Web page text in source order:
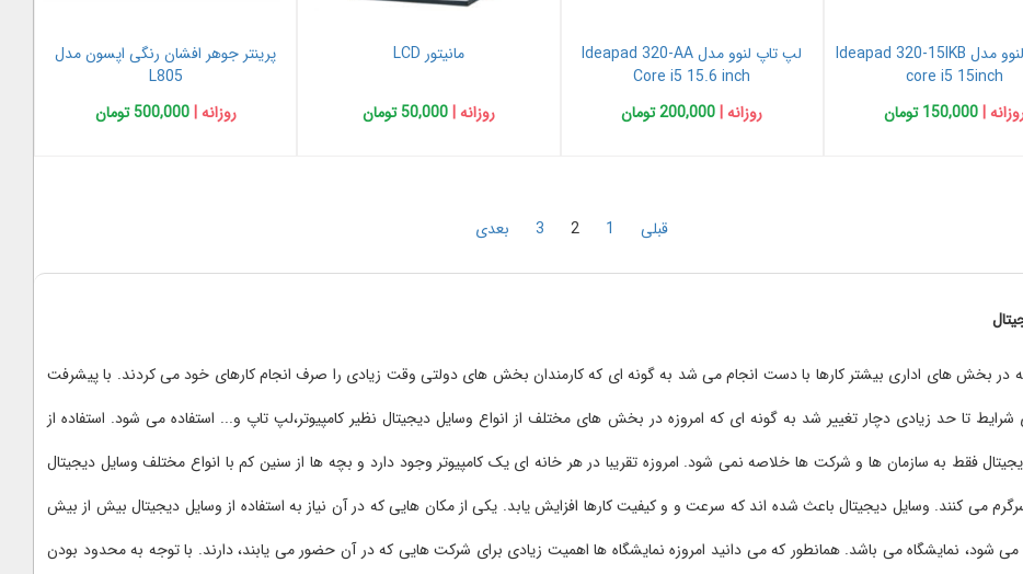
لپ تاپ لنوو مدل Ideapad 320-15IKB
core i5 15inch
| 150,000 تومان
لپ تاپ لنوو مدل Ideapad 320-AA
Core i5 15.6 inch
روزانه | 200,000 تومان
مانیتور LCD
روزانه |50,000 تومان
پرینتر جوهر افشان رنگی اپسون مدل
L805
روزانه |500,000 تومان
قبلی 1
2
3 بعدی
در بخش های اداری بیشتر کارها با دست انجام می شد به گونه ای که کارمندان بخش های دولتی وقت زیادی را صرف انجام کارهای خود می کردند. با پیشرفت
شرایط تا حد زیادی دچار تغییر شد به گونه ای که امروزه در بخش های مختلف از انواع وسایل دیجیتال نظیر کامپیوتر،لپ تاپ و... استفاده می شود. استفاده از
فقط به سازمان ها و شرکت ها خلاصه نمی شود. امروزه تقریبا در هر خانه ای یک کامپیوتر وجود دارد و بچه ها از سنین کم با انواع مختلف وسایل دیجیتال
می کنند. وسایل دیجیتال باعث شده اند که سرعت و و کیفیت کارها افزایش یابد. یکی از مکان هایی که در آن نیاز به استفاده از وسایل دیجیتال بیش از بیش
شود، نمایشگاه می باشد. همانطور که می دانید امروزه نمایشگاه ها اهمیت زیادی برای شرکت هایی که در آن حضور می یابند، دارند. با توجه به محدود بودن